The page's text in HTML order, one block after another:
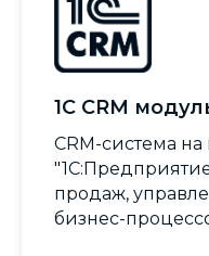
1С CRM
CRM-система
продаж,
бизнес-